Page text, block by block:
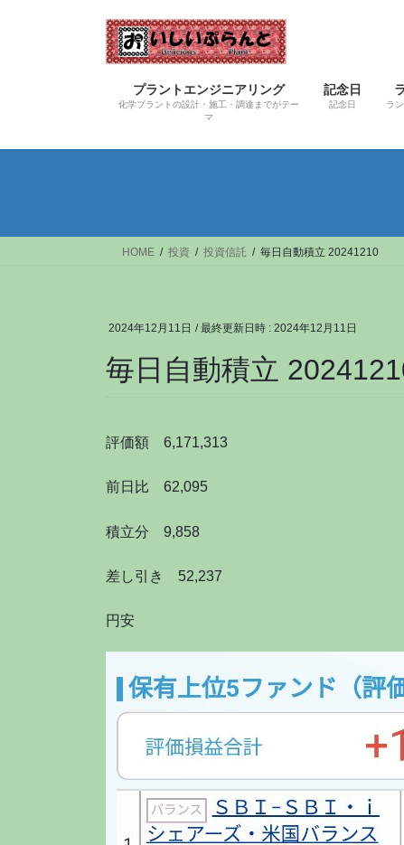
プラントエンジニアリング
化学プラントの設計・施工・調達までがテー
マ
記念日
記念日
ラ
HOME 投資 投資信託 毎日自動積立 20241210
2024年12月11日 / 最終更新日時 : 2024年12月11日
毎日自動積立
評価額 6,171,313
前日比 62,095
積立分 9,858
差し引き 52,237
円安